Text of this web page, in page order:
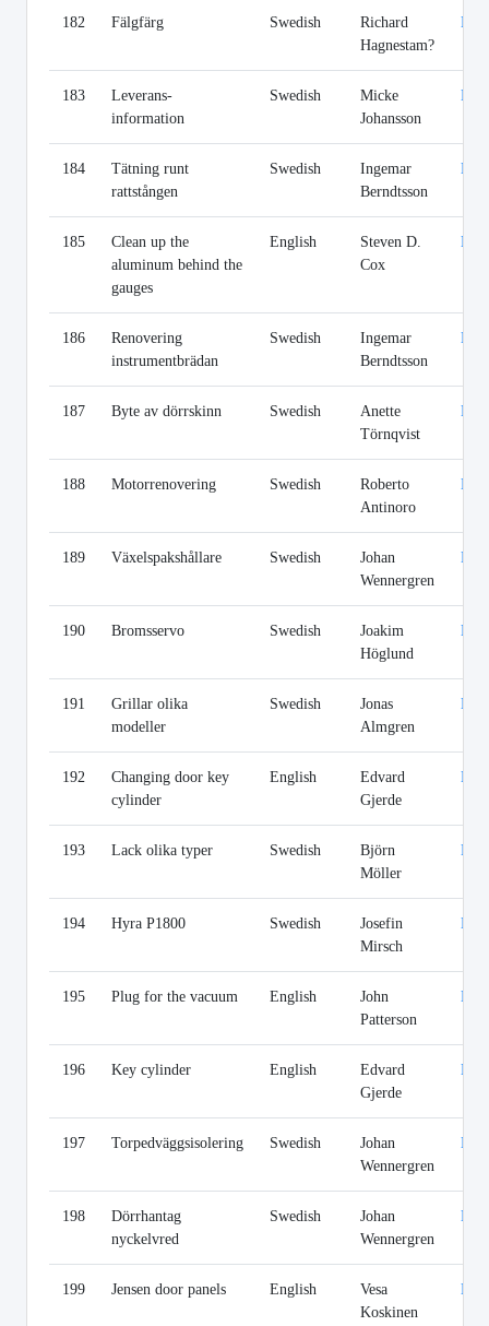
182 Fälgfärg Swedish
Richard
Hagnestam?
Link
183
Leverans-
information
Swedish
Micke
Johansson
Link
184
Tätning runt
rattstången
Swedish
Ingemar
Berndtsson
Link
185
Clean up the
aluminum behind the
gauges
English
Steven D.
Cox
Link
186
Renovering
instrumentbrädan
Swedish
Ingemar
Berndtsson
Link
187 Byte av dörrskinn Swedish
Anette
Törnqvist
Link
188 Motorrenovering Swedish
Roberto
Antinoro
Link
189 Växelspakshållare Swedish
Johan
Wennergren
Link
190 Bromsservo Swedish
Joakim
Höglund
Link
191
Grillar olika
modeller
Swedish
Jonas
Almgren
Link
192
Changing door key
cylinder
English
Edvard
Gjerde
Link
193 Lack olika typer Swedish
Björn
Möller
Link
194 Hyra P1800 Swedish
Josefin
Mirsch
Link
195 Plug for the vacuum English
John
Patterson
Link
196 Key cylinder English
Edvard
Gjerde
Link
197 Torpedväggsisolering Swedish
Johan
Wennergren
Link
198
Dörrhantag
nyckelvred
Swedish
Johan
Wennergren
Link
199 Jensen door panels English
Vesa
Koskinen
Link